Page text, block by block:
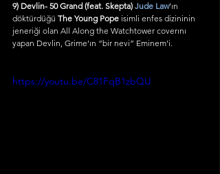
9) Devlin- 50 Grand (feat. Skepta) Jude Law’ın
döktürdüğü The Young Pope isimli enfes dizininin
jeneriği olan All Along the Watchtower coverını
yapan Devlin, Grime’ın “bir nevi” Eminem’i.
https://youtu.be/C81FqB1zbQU